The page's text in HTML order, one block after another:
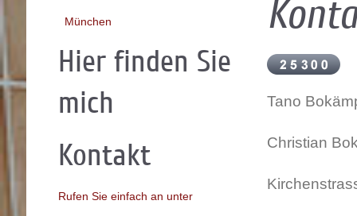
Tano
Christian
München
Hier finden Sie
mich
Kontakt
Rufen Sie einfach an unter